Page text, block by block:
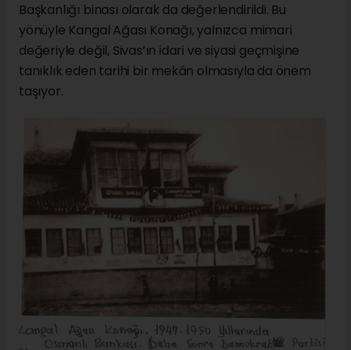
Başkanlığı binası olarak da değerlendirildi. Bu
yönüyle Kangal Ağası Konağı, yalnızca mimari
değeriyle değil, Sivas’ın idari ve siyasi geçmişine
tanıklık eden tarihi bir mekân olmasıyla da önem
taşıyor.